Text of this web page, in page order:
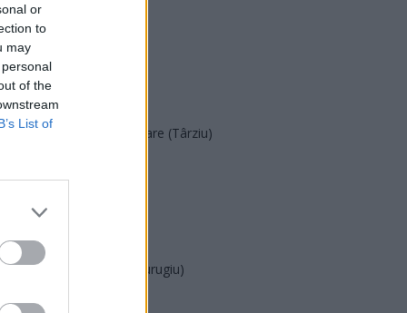
or
to
may
of the
List of
SENS
SOS (Șoșoacă)
POT (Gavrilă)
PACE (Peia)
Acțiunea Conservatoare (Târziu)
PNȚCD (Pavelescu)
PNCR (Terheș)
Partidul Patrioților (Surugiu)